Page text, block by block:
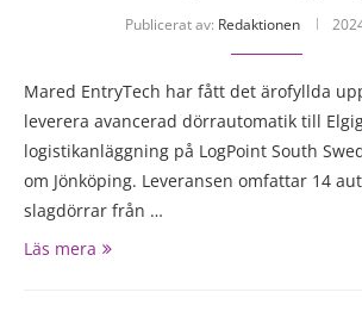
Publicerat av: Redaktionen
Mared EntryTech har fått det ärofyllda
leverera avancerad dörrautomatik till
logistikanläggning på LogPoint South
om Jönköping. Leveransen omfattar 14
slagdörrar från …
Läs mera